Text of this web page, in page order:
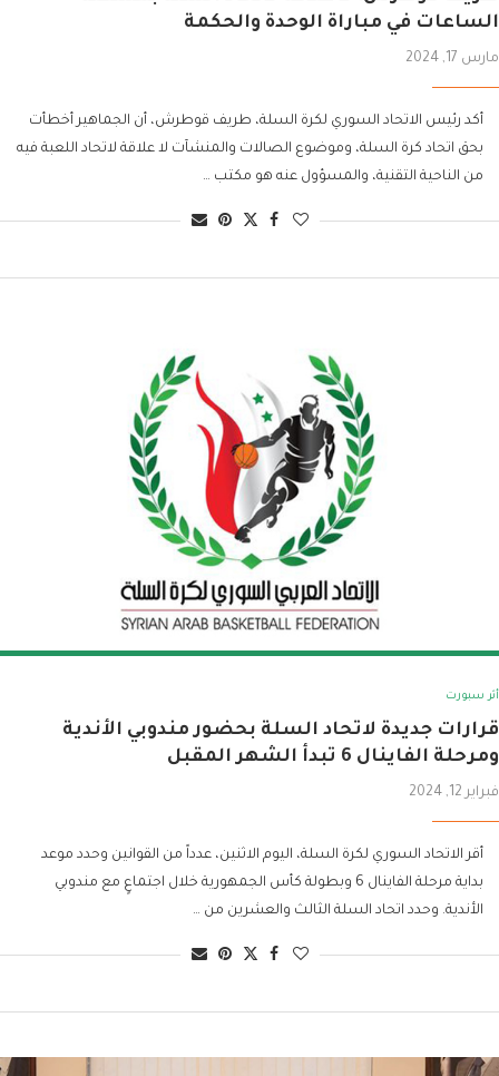
الساعات في مباراة الوحدة والحكمة
مارس 17, 2024
أكد رئيس الاتحاد السوري لكرة السلة، طريف قوطرش، أن الجماهير أخطأت
بحق اتحاد كرة السلة، وموضوع الصالات والمنشآت لا علاقة لاتحاد اللعبة فيه
من الناحية التقنية، والمسؤول عنه هو مكتب …
أثر سبورت
قرارات جديدة لاتحاد السلة بحضور مندوبي الأندية
ومرحلة الفاينال 6 تبدأ الشهر المقبل
فبراير 12, 2024
أقر الاتحاد السوري لكرة السلة، اليوم الاثنين، عدداً من القوانين وحدد موعد
بداية مرحلة الفاينال 6 وبطولة كأس الجمهورية خلال اجتماعٍ مع مندوبي
الأندية. وحدد اتحاد السلة الثالث والعشرين من …